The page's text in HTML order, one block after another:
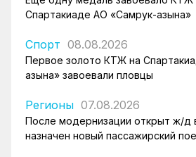
Спартакиаде АО «Самрук-Қазына»
Спорт 08.08.2026
Первое золото КТЖ на
Қазына» завоевали пловцы
Регионы 07.08.2026
После модернизации открыт ж/д
назначен новый пассажирский